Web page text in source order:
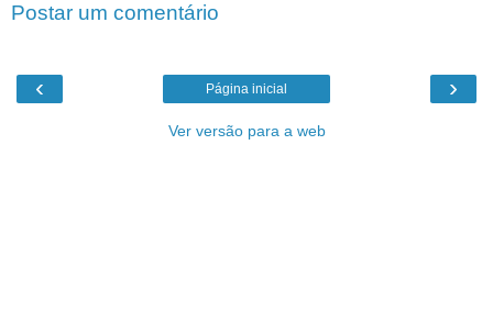
Postar um comentário
‹ ›
Página inicial
Ver versão para a web